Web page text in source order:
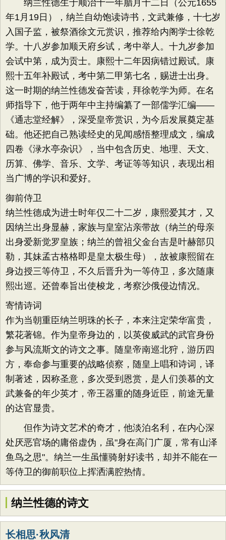
纳兰性德生于顺治十一年腊月十二日（公元1655
年1月19日），纳兰自幼饱读诗书，文武兼修，十七岁
入国子监，被祭酒徐文元赏识，推荐给内阁学士徐乾
学。十八岁参加顺天府乡试，考中举人。十九岁参加
会试中第，成为贡士。康熙十二年因病错过殿试。康
熙十五年补殿试，考中第二甲第七名，赐进士出身。
这一时期的纳兰性德发奋苦读，拜徐乾学为师。在名
师指导下，他于两年中主持编纂了一部儒学汇编——
《通志堂经解》，深受皇帝赏识，为今后发展奠定基
础。他还把自己熟读经史的见闻感悟整理成文，编成
四卷《渌水亭杂识》，当中包含历史、地理、天文、
历算、佛学、音乐、文学、考证等等知识，表现出相
当广博的学识和爱好。
御前侍卫
纳兰性德成为进士时年仅二十二岁，康熙爱其才，又
因纳兰出身显赫，家族与皇室沾亲带故（纳兰的母亲
出身爱新觉罗皇族；纳兰的曾祖父金台吉是叶赫部贝
勒，其妹孟古格格即是皇太极生母），故被康熙留在
身边授三等侍卫，不久后晋升为一等侍卫，多次随康
熙出巡。还曾奉旨出使梭龙，考察沙俄侵边情况。
寄情诗词
作为当朝重臣纳兰明珠的长子，本来注定荣华富贵，
繁花著锦。作为皇帝身边的，以英俊威武的武官身份
参与风流斯文的诗文之事。随皇帝南巡北狩，游历四
方，奉命参与重要的战略侦察，随皇上唱和诗词，译
制著述，因称圣意，多次受到恩赏，是人们羡慕的文
武兼备的年少英才，帝王器重的随身近臣，前途无量
的达官显贵。
但作为诗文艺术的奇才，他淡泊名利，在内心深
处厌恶官场的庸俗虚伪，虽"身在高门广厦，常有山泽
鱼鸟之思"。纳兰一生虽懂骑射好读书，却并不能在一
等侍卫的御前职位上挥洒满腔热情。
纳兰性德的诗文
长相思·秋风清